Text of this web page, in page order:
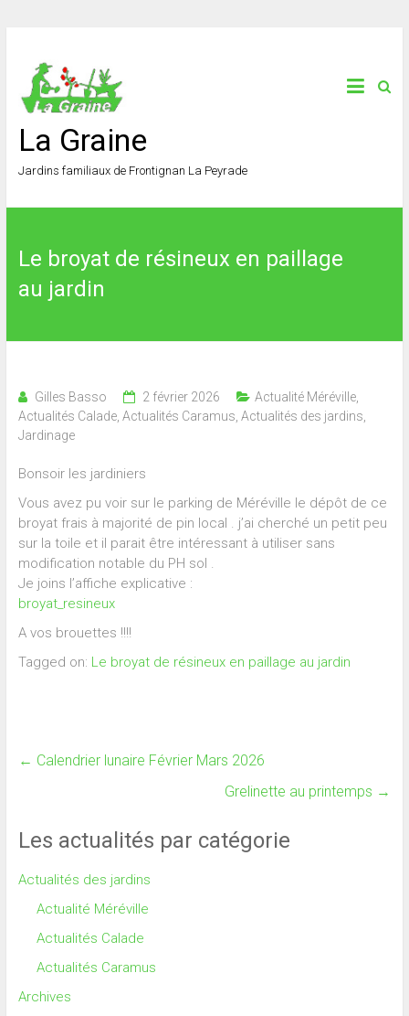
La Graine
Jardins familiaux de Frontignan La Peyrade
Le broyat de résineux en paillage
au jardin
Gilles Basso 2 février 2026 Actualité Méréville,
Actualités Calade, Actualités Caramus Actualités des jardins
Jardinage
Bonsoir les jardiniers
Vous avez pu voir sur le parking de Méréville le dépôt de ce
broyat frais à majorité de pin local . j’ai cherché un petit peu
sur la toile et il parait être intéressant à utiliser sans
modification notable du PH sol .
Je joins l’affiche explicative :
broyat_resineux
A vos brouettes !!!!
Tagged on: Le broyat de résineux en paillage au jardin
← Calendrier lunaire Février Mars 2026
Grelinette au printemps →
Les actualités par catégorie
Actualités des jardins
Actualité Méréville
Actualités Calade
Actualités Caramus
Archives